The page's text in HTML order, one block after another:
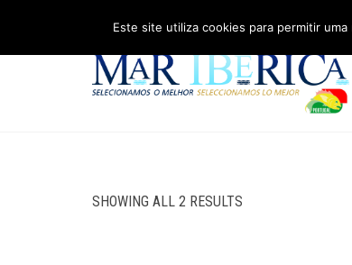
SHOWING ALL 2 RESULTS
Este site utiliza cookies para permitir